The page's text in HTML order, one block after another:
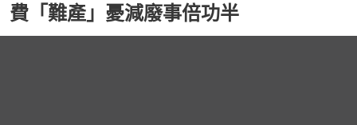
費「難產」憂減廢事倍功半